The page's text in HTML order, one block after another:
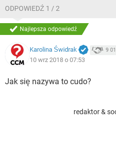
ODPOWIEDŹ 1 / 2
Najlepsza odpowiedź
Karolina Świdrak 9
10 wrz 2018 o 07:53
Jak się nazywa to cudo?
redaktor &